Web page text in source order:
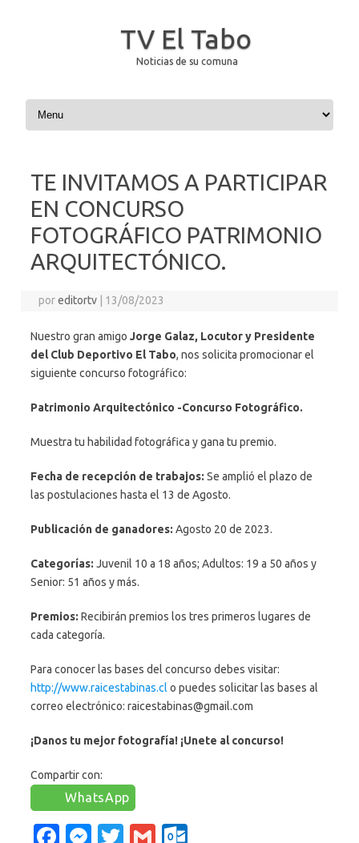
TV El Tabo
Noticias de su comuna
Saltar al contenido
TE INVITAMOS A PARTICIPAR
EN CONCURSO
FOTOGRÁFICO PATRIMONIO
ARQUITECTÓNICO.
poreditortv 13/08/2023
Nuestro gran amigo Jorge Galaz, Locutor y Presidente
del Club Deportivo El Tabo, nos solicita promocionar el
siguiente concurso fotográfico:
Patrimonio Arquitectónico -Concurso Fotográfico.
Muestra tu habilidad fotográfica y gana tu premio.
Fecha de recepción de trabajos: Se amplió el plazo de
las postulaciones hasta el 13 de Agosto.
Publicación de ganadores: Agosto 20 de 2023.
Categorías: Juvenil 10 a 18 años; Adultos: 19 a 50 años y
Senior: 51 años y más.
Premios: Recibirán premios los tres primeros lugares de
cada categoría.
Para conocer las bases del concurso debes visitar:
http://www.raicestabinas.cl o puedes solicitar las bases al
correo electrónico: raicestabinas@gmail.com
¡Danos tu mejor fotografía! ¡Unete al concurso!
Compartir con:
WhatsApp
Fa M
T
G